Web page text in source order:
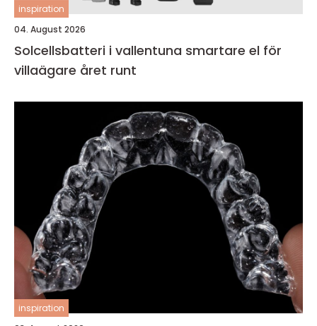
inspiration
04. August 2026
Solcellsbatteri i vallentuna smartare el för
villaägare året runt
inspiration